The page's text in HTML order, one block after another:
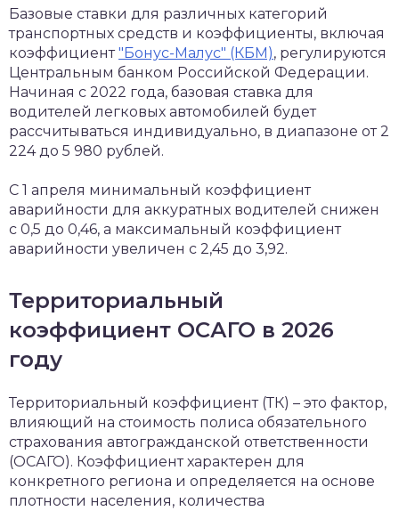
Базовые ставки для различных категорий
транспортных средств и коэффициенты, включая
коэффициент"Бонус-Малус" (КБМ), регулируются
Центральным банком Российской Федерации.
Начиная с 2022 года, базовая ставка для
водителей легковых автомобилей будет
рассчитываться индивидуально, в диапазоне от 2
224 до 5 980 рублей.
С 1 апреля минимальный коэффициент
аварийности для аккуратных водителей снижен
с 0,5 до 0,46, а максимальный коэффициент
аварийности увеличен с 2,45 до 3,92.
Территориальный
коэффициент ОСАГО в 2026
году
Территориальный коэффициент (ТК) – это фактор,
влияющий на стоимость полиса обязательного
страхования автогражданской ответственности
(ОСАГО). Коэффициент характерен для
конкретного региона и определяется на основе
плотности населения, количества